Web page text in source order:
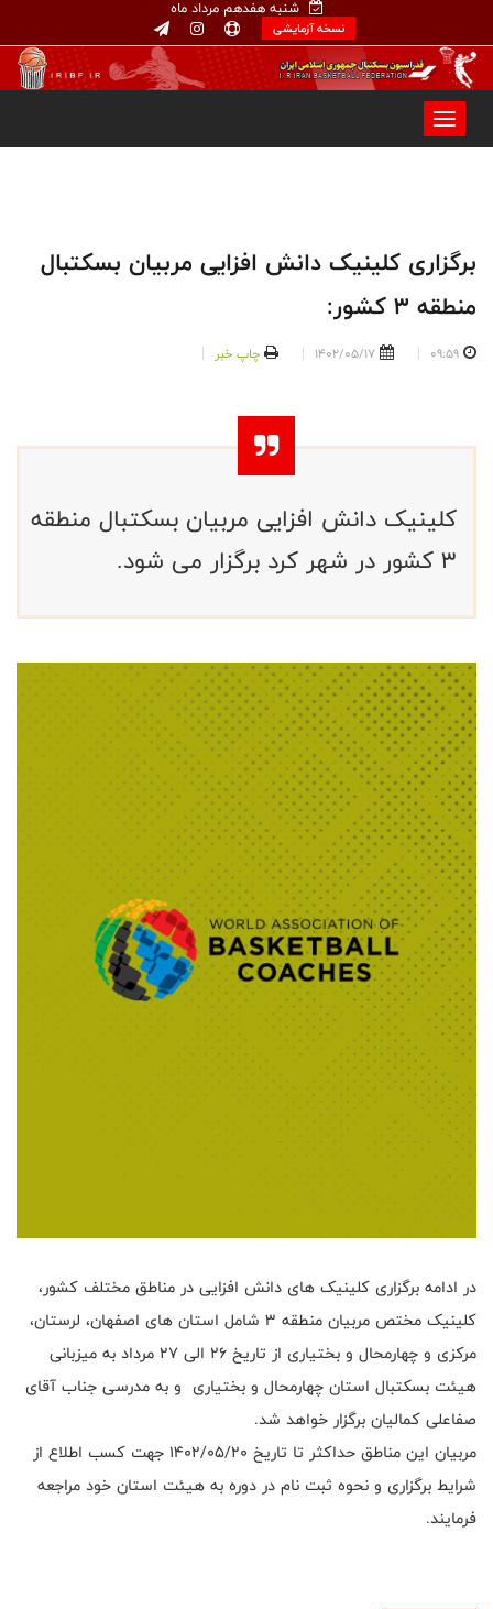
شنبه هفدهم مرداد ماه
نسخه آزمایشی
برگزاری کلینیک دانش افزایی مربیان بسکتبال
منطقه ۳ کشور:
09:59
1402/05/17 چاپ خبر
کلینیک دانش افزایی مربیان بسکتبال منطقه
۳ کشور در شهر کرد برگزار می شود.
در ادامه برگزاری کلینیک های دانش افزایی در مناطق مختلف کشور،
کلینیک مختص مربیان منطقه ۳ شامل استان های اصفهان، لرستان،
مرکزی و چهارمحال و بختیاری از تاریخ ۲۶ الی ۲۷ مرداد به میزبانی
هیئت بسکتبال استان چهارمحال و بختیاری و به مدرسی جناب آقای
صفاعلی کمالیان برگزار خواهد شد.
مربیان این مناطق حداکثر تا تاریخ ۱۴۰۲/۰۵/۲۰ جهت کسب اطلاع از
شرایط برگزاری و نحوه ثبت نام در دوره به هیئت استان خود مراجعه
فرمایند.